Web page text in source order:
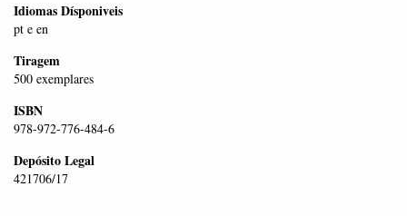
Idiomas Dísponiveis
pt e en
Tiragem
500 exemplares
ISBN
978-972-776-484-6
Depósito Legal
421706/17